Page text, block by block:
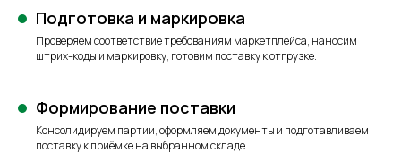
Подготовка и маркировка
Проверяем соответствие требованиям маркетплейса, наносим
штрих-коды и маркировку, готовим поставку к отгрузке.
Формирование поставки
Консолидируем партии, оформляем документы и подготавливаем
поставку к приёмке на выбранном складе.